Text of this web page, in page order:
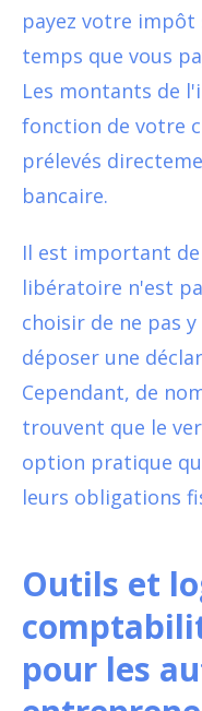
payez votre impôt
temps que vous
Les montants de
fonction de votre
prélevés
bancaire.
Il est important
libératoire n'est
choisir de ne pas
déposer une
Cependant, de
trouvent que le
option pratique
leurs obligations
Outils et
pour les